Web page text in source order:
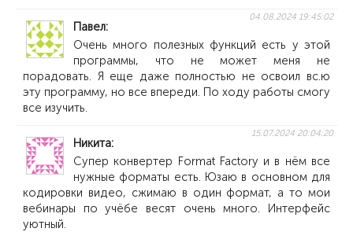
Павел
04.08.2024 19:45:02
Очень много полезных функций есть у этой
программы, что не может меня не
порадовать. Я еще даже полностью не освоил вс.ю
эту программу, но все впереди. По ходу работы смогу
все изучить.
Никита
15.07.2024 20:04:20
Супер конвертер Format Factory и в нём все
нужные форматы есть. Юзаю в основном для
кодировки видео, сжимаю в один формат, а то мои
вебинары по учёбе весят очень много. Интерфейс
уютный.